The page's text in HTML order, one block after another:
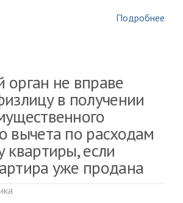
Подробнее
орган не вправе
в получении
вычета по расходам
квартиры, если
уже продана